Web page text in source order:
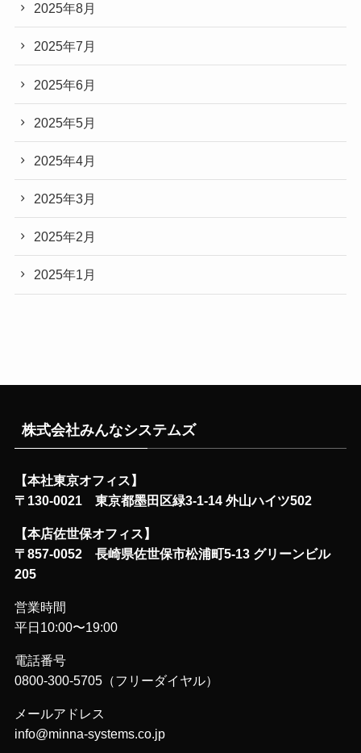
2025年8月
2025年7月
2025年6月
2025年5月
2025年4月
2025年3月
2025年2月
2025年1月
株式会社みんなシステムズ
【本社東京オフィス】
〒130-0021 東京都墨田区緑3-1-14 外山ハイツ502
【本店佐世保オフィス】
〒857-0052 長崎県佐世保市松浦町5-13 グリーンビル
205
営業時間
平日10:00〜19:00
電話番号
0800-300-5705（フリーダイヤル）
メールアドレス
info@minna-systems.co.jp